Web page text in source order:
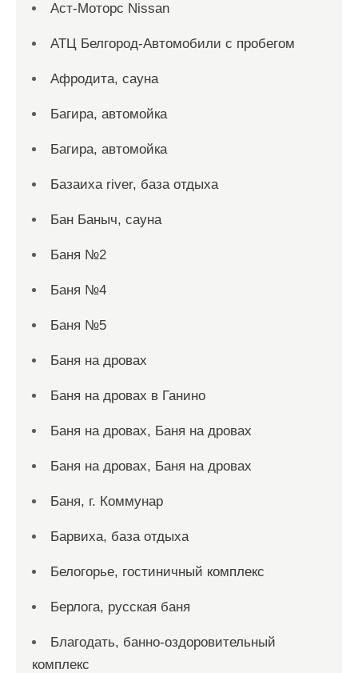
Аст-Моторс Nissan
АТЦ Белгород-Автомобили с пробегом
Афродита, сауна
Багира, автомойка
Багира, автомойка
Базаиха river, база отдыха
Бан Баныч, сауна
Баня №2
Баня №4
Баня №5
Баня на дровах
Баня на дровах в Ганино
Баня на дровах, Баня на дровах
Баня на дровах, Баня на дровах
Баня, г. Коммунар
Барвиха, база отдыха
Белогорье, гостиничный комплекс
Берлога, русская баня
Благодать, банно-оздоровительный
комплекс